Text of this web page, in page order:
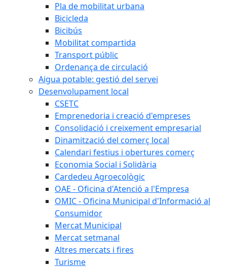
Pla de mobilitat urbana
Bicicleda
Bicibús
Mobilitat compartida
Transport públic
Ordenança de circulació
Aigua potable: gestió del servei
Desenvolupament local
CSETC
Emprenedoria i creació d'empreses
Consolidació i creixement empresarial
Dinamització del comerç local
Calendari festius i obertures comerç
Economia Social i Solidària
Cardedeu Agroecològic
OAE - Oficina d'Atenció a l'Empresa
OMIC - Oficina Municipal d'Informació al
Consumidor
Mercat Municipal
Mercat setmanal
Altres mercats i fires
Turisme